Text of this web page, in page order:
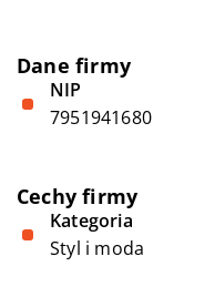
Dane firmy
NIP
7951941680
Cechy firmy
Kategoria
Styl i moda